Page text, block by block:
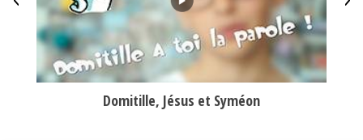
Domitille, Jésus et Syméon